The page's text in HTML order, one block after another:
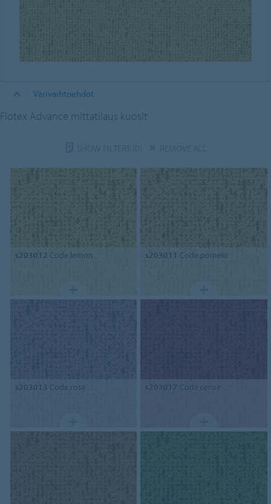
Värivaihtoehdot
Flotex Advance mittatilaus kuosit
s203012 Code lemon s203011 Code pomelo
s203013 Code rose s203017 Code cerise